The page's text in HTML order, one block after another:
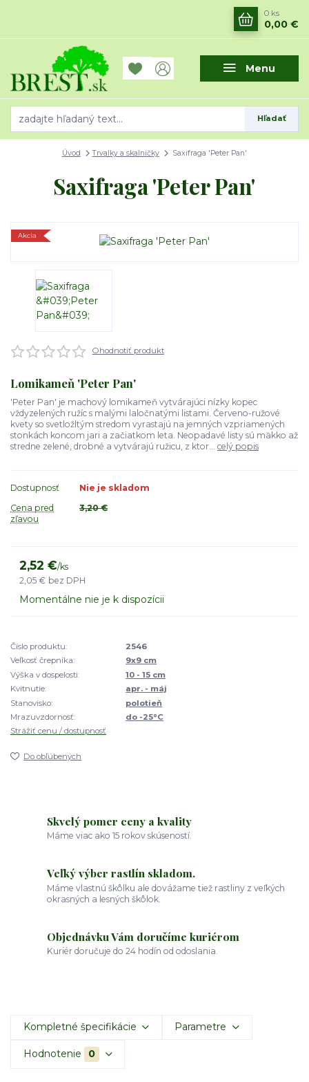
Menu
Hľadať
0 ks
0,00 €
Úvod Trvalky a skalničky Saxifraga 'Peter Pan'
Saxifraga 'Peter Pan'
Akcia
Ohodnotiť produkt
Lomikameň 'Peter Pan'
'Peter Pan' je machový lomikameň vytvárajúci nízky kopec
vždyzelených ružíc s malými laločnatými listami. Červeno-ružové
kvety so svetložltým stredom vyrastajú na jemných vzpriamených
stonkách koncom jari a začiatkom leta. Neopadavé listy sú mäkko až
stredne zelené, drobné a vytvárajú ružicu, z ktor... celý popis
Dostupnosť
Nie je skladom
Cena pred
zľavou
3,20 €
2,52 €/ks
2,05 € bez DPH
Momentálne nie je k dispozícii
Číslo produktu:
2546
Veľkosť črepníka:
9x9 cm
Výška v dospelosti:
10 - 15 cm
Kvitnutie:
apr. - máj
Stanovisko:
polotieň
Mrazuvzdornosť:
do -25°C
Strážiť cenu / dostupnosť
Do obľúbených
Skvelý pomer ceny a kvality
Máme viac ako 15 rokov skúseností.
Veľký výber rastlín skladom.
Máme vlastnú škôlku ale dovážame tiež rastliny z veľkých
okrasných a lesných škôlok.
Objednávku Vám doručíme kuriérom
Kuriér doručuje do 24 hodín od odoslania.
Kompletné špecifikácie Parametre
Hodnotenie 0